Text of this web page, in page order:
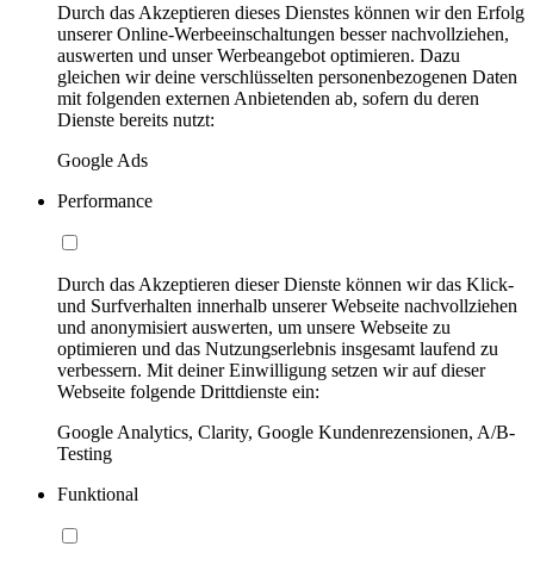
Durch das Akzeptieren dieses Dienstes können wir den Erfolg
unserer Online-Werbeeinschaltungen besser nachvollziehen,
auswerten und unser Werbeangebot optimieren. Dazu
gleichen wir deine verschlüsselten personenbezogenen Daten
mit folgenden externen Anbietenden ab, sofern du deren
Dienste bereits nutzt:
Google Ads
Performance
Durch das Akzeptieren dieser Dienste können wir das Klick-
und Surfverhalten innerhalb unserer Webseite nachvollziehen
und anonymisiert auswerten, um unsere Webseite zu
optimieren und das Nutzungserlebnis insgesamt laufend zu
verbessern. Mit deiner Einwilligung setzen wir auf dieser
Webseite folgende Drittdienste ein:
Google Analytics, Clarity, Google Kundenrezensionen, A/B-
Testing
Funktional